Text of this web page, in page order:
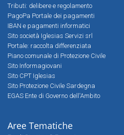
Tributi: delibere e regolamento
PagoPa Portale dei pagamenti
IBAN e pagamenti informatici
Sito società Iglesias Servizi srl
Portale: raccolta differenziata
Piano comunale di Protezione Civile
Sito Informagiovani
Sito CPT Iglesias
Sito Protezione Civile Sardegna
EGAS Ente di Governo dell'Ambito
Aree Tematiche